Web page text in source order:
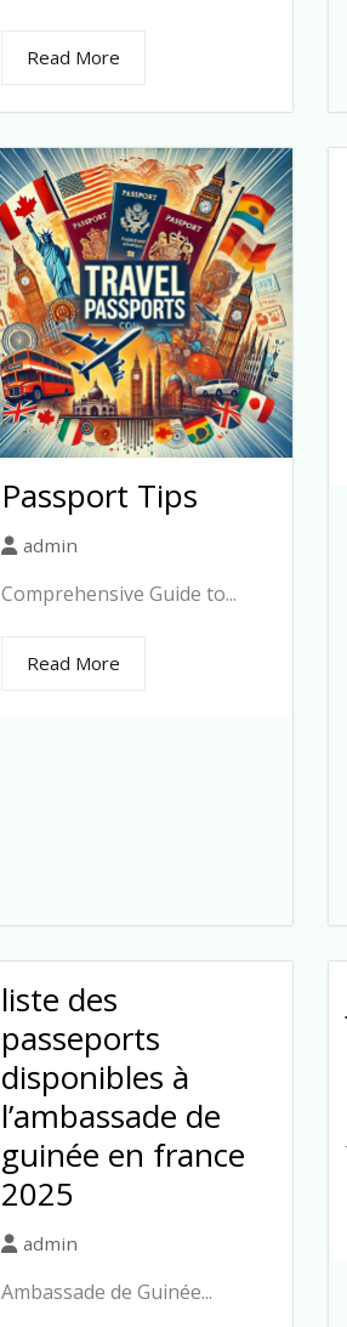
Read More
Passport Tips
admin
Comprehensive Guide to...
Read More
liste des
passeports
disponibles à
l’ambassade de
guinée en france
2025
admin
Ambassade de Guinée...